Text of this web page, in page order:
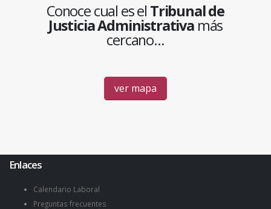
Conoce cual es el Tribunal de
Justicia Administrativamás
cercano...
ver mapa
Enlaces
Calendario Laboral
Preguntas frecuentes